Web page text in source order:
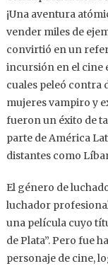
¡Una aventura
vender miles de
convirtió en un
incursión en el cine
cuales peleó contra
mujeres vampiro y
fueron un éxito de
parte de América
distantes como
El género de
luchador
una película cuyo
de Plata”. Pero fue
personaje de cine,